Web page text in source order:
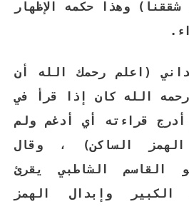
وهذا حكمه الإظهار
(اعلم رحمك الله أن
الله كان إذا قرأ في
أدرج قراءته أي أدغم ولم
الساكن) ، وقال
القاسم الشاطبي يقرئ
الكبير وإبدال الهمز